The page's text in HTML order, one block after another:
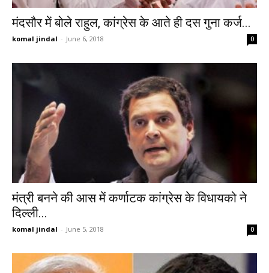
मंदसौर में बोले राहुल, कांग्रेस के आते ही दस गुना कर्ज...
komal jindal - June 6, 2018 0
मंत्री बनने की आस में कर्णाटक कांग्रेस के विधायको ने
दिल्ली...
komal jindal - June 5, 2018 0